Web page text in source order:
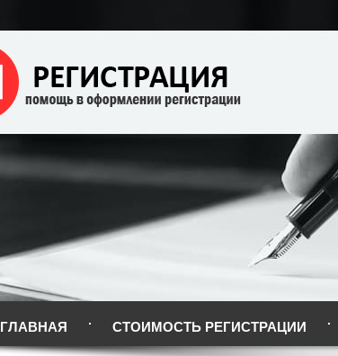
ГЛАВНАЯ СТОИМОСТЬ РЕГИСТРАЦИИ